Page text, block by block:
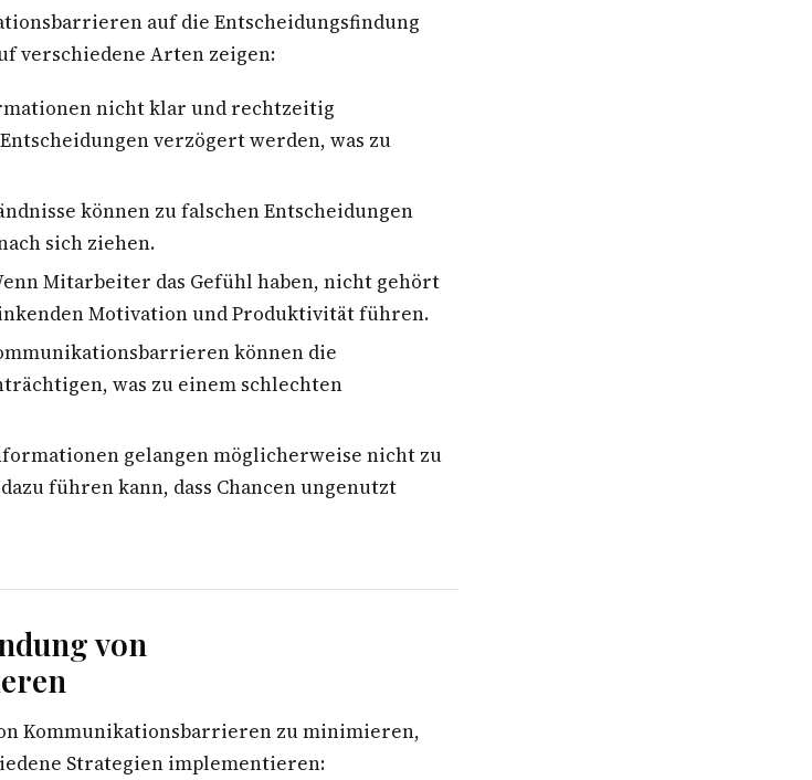
auf die Entscheidungsfindung
verschiedene Arten zeigen:
nicht klar und rechtzeitig
verzögert werden, was zu
können zu falschen Entscheidungen
sich ziehen.
Mitarbeiter das Gefühl haben, nicht gehört
Motivation und Produktivität führen.
können die
was zu einem schlechten
gelangen möglicherweise nicht zu
führen kann, dass Chancen ungenutzt
von
Kommunikationsbarrieren zu minimieren,
Strategien implementieren: